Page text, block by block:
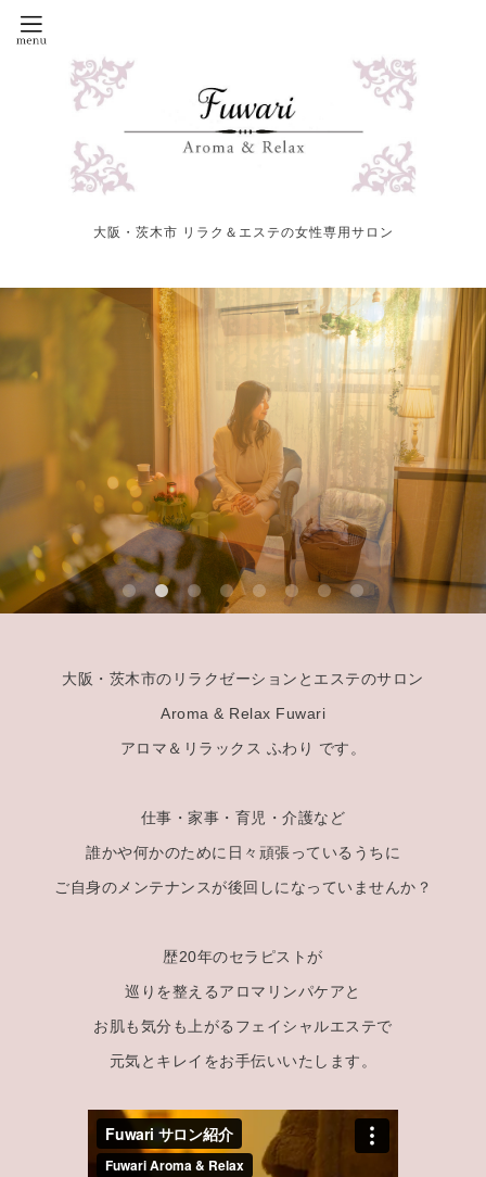
大阪・茨木市 リラク＆エステの女性専用サロン
大阪・茨木市のリラクゼーションとエステのサロン
Aroma & Relax Fuwari
アロマ＆リラックス ふわり です。
仕事・家事・育児・介護など
誰かや何かのために日々頑張っているうちに
ご自身のメンテナンスが後回しになっていませんか？
歴20年のセラピストが
巡りを整えるアロマリンパケアと
お肌も気分も上がるフェイシャルエステで
元気とキレイをお手伝いいたします。